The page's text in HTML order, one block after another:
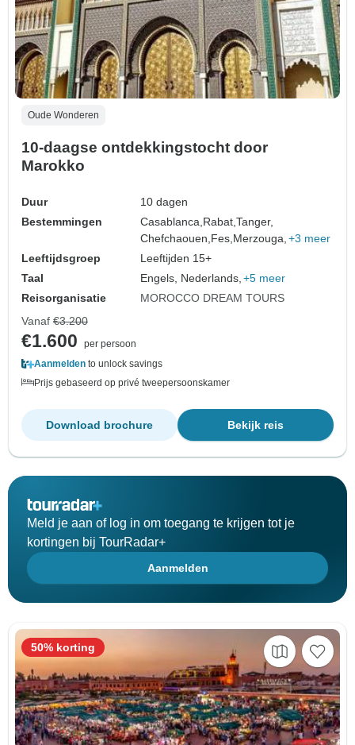
Oude Wonderen
10-daagse ontdekkingstocht door
Marokko
Duur
10 dagen
Bestemmingen
Casablanca, Rabat,Tanger,
Chefchaouen, Fes, Merzouga, +3 meer
Leeftijdsgroep
Leeftijden 15+
Taal
Engels, Nederlands, +5 meer
Reisorganisatie
MOROCCO DREAM TOURS
Vanaf €3.200
€1.600
per persoon
Aanmelden to unlock savings
Prijs gebaseerd op privé tweepersoonskamer
Bekijk reis
Download brochure
Meld je aan of log in om toegang te krijgen tot je
kortingen bij TourRadar+
Aanmelden
50% korting